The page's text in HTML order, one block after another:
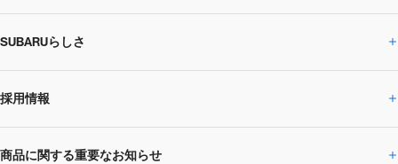
事業所・関係会社
閉じる
企業・経営
IRライブラリー
サステナビリティトップ
CEOサステナビリティ
SUBARUらしさ
SUBARUらしさトップ
SUBARUびと
採用情報
採用情報トップ
商品に関する重要なお知らせ